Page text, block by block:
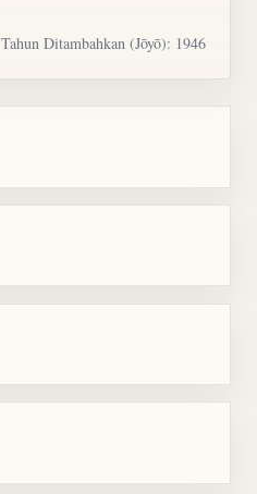
Tahun Ditambahkan (Jōyō): 1946